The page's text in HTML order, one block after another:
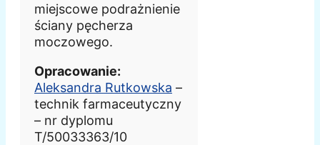
miejscowe podrażnienie
ściany pęcherza
moczowego.
Opracowanie:
Aleksandra Rutkowska –
technik farmaceutyczny
– nr dyplomu
T/50033363/10